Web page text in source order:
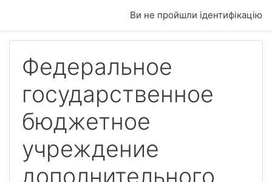
Ви не пройшли ідентифікацію
Федеральное
государственное
бюджетное
учреждение
дополнительного